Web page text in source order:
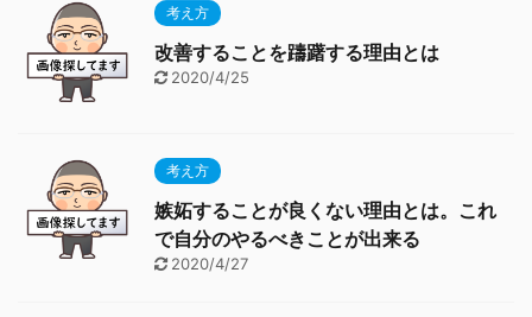
考え方
改善することを躊躇する理由とは
2020/4/25
考え方
嫉妬することが良くない理由とは。これ
で自分のやるべきことが出来る
2020/4/27